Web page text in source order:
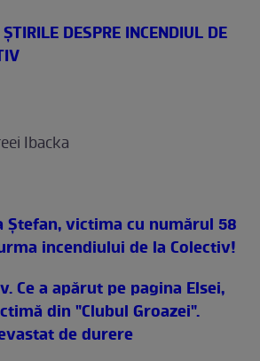
DESPRE INCENDIUL DE
Ibacka
Ştefan, victima cu numărul 58
incendiului de la Colectiv!
Ce a apărut pe pagina Elsei,
din "Clubul Groazei".
de durere